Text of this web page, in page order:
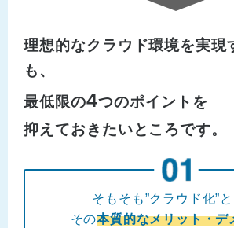
理想的なクラウド環境を実現
も、
最低限の4つのポイントを
抑えておきたいところです。
そもそも”クラウド化”と
その本質的なメリット・デ